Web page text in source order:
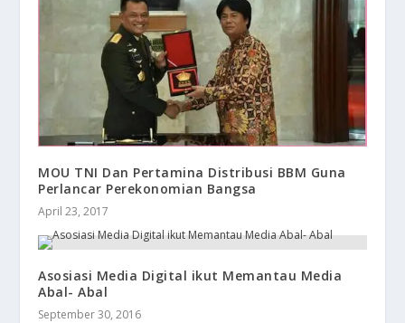
MOU TNI Dan Pertamina Distribusi BBM Guna
Perlancar Perekonomian Bangsa
April 23, 2017
Asosiasi Media Digital ikut Memantau Media
Abal- Abal
September 30, 2016